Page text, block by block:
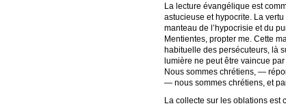
La lecture évangélique est
astucieuse et hypocrite. La
manteau de l’hypocrisie et du
Mentientes, propter me. Cette
habituelle des persécuteurs, là
lumière ne peut être vaincue
Nous sommes chrétiens, —
— nous sommes chrétiens, et
La collecte sur les oblations est